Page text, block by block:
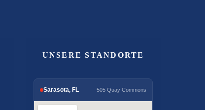
UNSERE STANDORTE
Sarasota, FL 505 Quay Commons